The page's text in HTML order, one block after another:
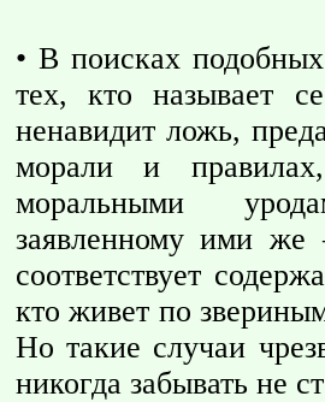
• В поисках
тех, кто называет
ненавидит ложь,
морали и
моральными
заявленному ими
соответствует
кто живет по
Но такие случаи
никогда забывать не